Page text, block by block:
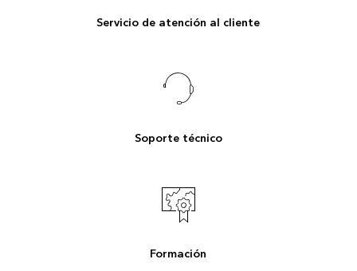
Servicio de atención al cliente
Soporte técnico
Formación